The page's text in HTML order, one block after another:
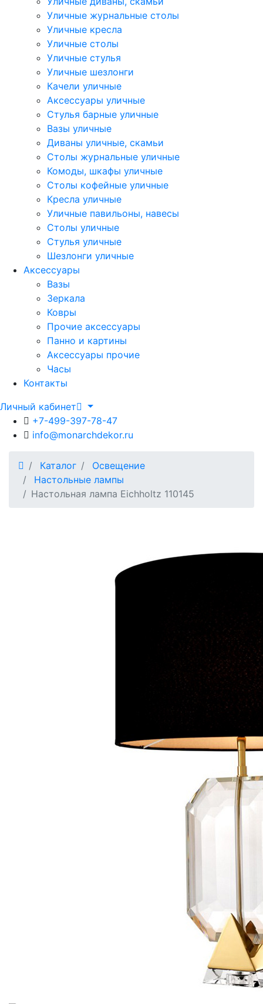
Уличные журнальные столы
Уличные кресла
Уличные столы
Уличные стулья
Уличные шезлонги
Качели уличные
Аксессуары уличные
Стулья барные уличные
Вазы уличные
Диваны уличные, скамьи
Столы журнальные уличные
Комоды, шкафы уличные
Столы кофейные уличные
Кресла уличные
Уличные павильоны, навесы
Столы уличные
Стулья уличные
Шезлонги уличные
Аксессуары
Вазы
Зеркала
Ковры
Прочие аксессуары
Панно и картины
Аксессуары прочие
Часы
Контакты
Личный кабинет
+7-499-397-78-47
info@monarchdekor.ru
Каталог
Освещение
Настольные лампы
Настольная лампа Eichholtz 110145